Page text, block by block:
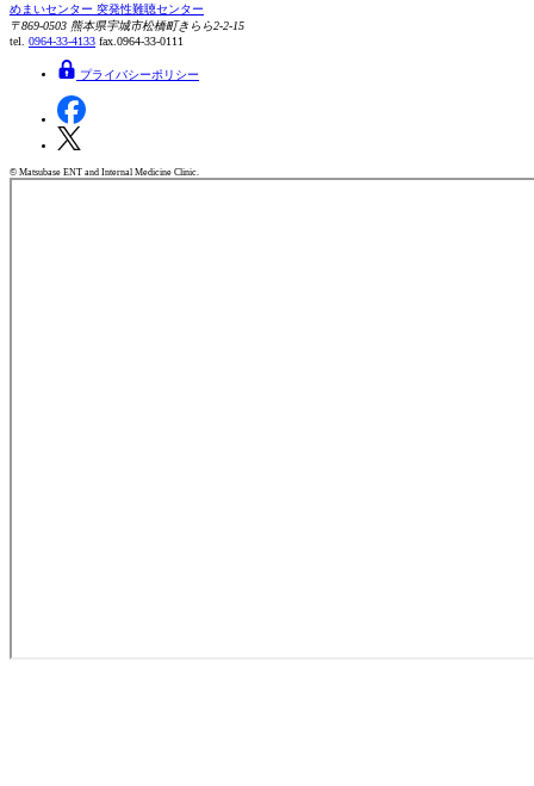
めまいセンター 突発性難聴センター
〒869-0503 熊本県宇城市松橋町きらら2-2-15
tel.
0964-33-4133 fax.0964-33-0111
プライバシーポリシー
© Matsubase ENT and Internal Medicine Clinic.